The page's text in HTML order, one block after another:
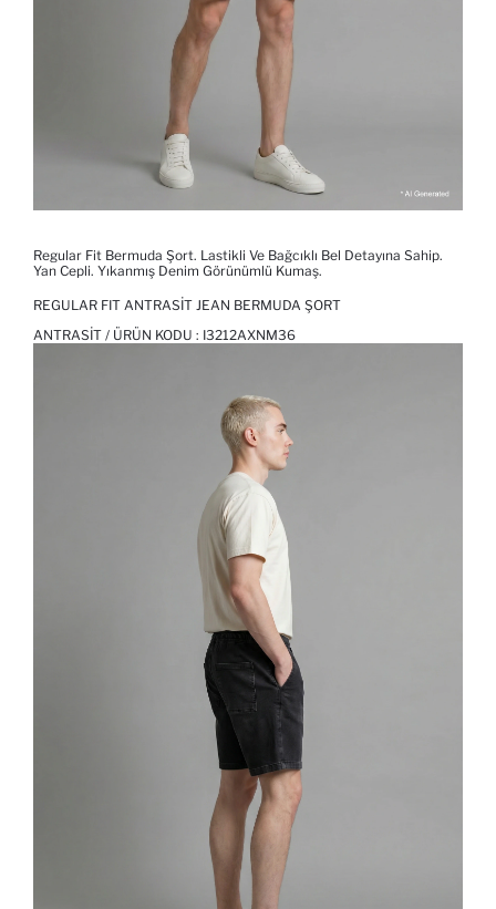
Regular Fit Bermuda Şort. Lastikli Ve Bağcıklı Bel Detayına Sahip.
Yan Cepli. Yıkanmış Denim Görünümlü Kumaş.
REGULAR FIT ANTRASIT JEAN BERMUDA ŞORT
ANTRASIT / ÜRÜN KODU : I3212AXNM36